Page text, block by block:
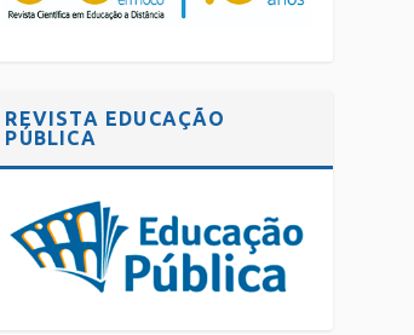
REVISTA EDUCAÇÃO
PÚBLICA